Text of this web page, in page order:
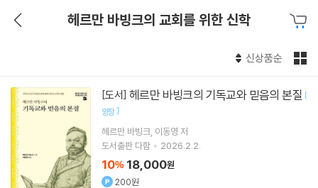
헤르만 바빙크의 교회를 위한 신학
신상품순
[도서] 헤르만 바빙크의 기독교와 믿음의 본질 [
양장]
헤르만 바빙크 이동영 저
도서출판 다함
2026.2.2.
10% 18,000원
200원